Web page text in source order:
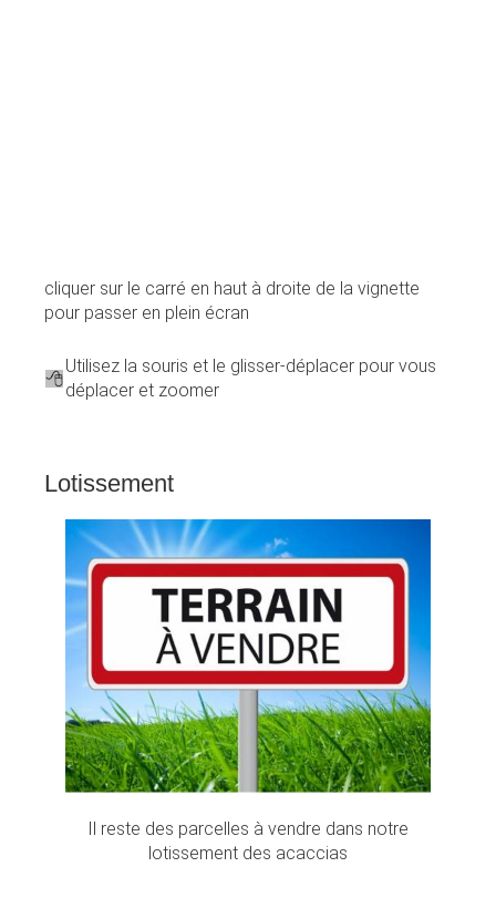
cliquer sur le carré en haut à droite de la vignette
pour passer en plein écran
Utilisez la souris et le glisser-déplacer pour vous
déplacer et zoomer
Lotissement
Il reste des parcelles à vendre dans notre
lotissement des acaccias